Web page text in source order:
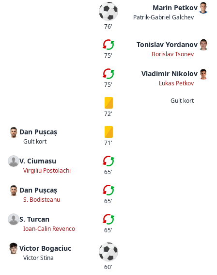
Mål
76'
Marin Petkov
Patrik-Gabriel Galchev
Byte
75'
Tonislav Yordanov
Borislav Tsonev
Femte bytet
75'
Vladimir Nikolov
Lukas Petkov
Gult kort
72'
Gult kort
Dan Pușcaș
Gult kort
Gult kort
71'
V. Ciumasu
Virgiliu Postolachi
Byte
65'
Dan Pușcaș
S. Bodisteanu
Femte bytet
65'
S. Turcan
Ioan-Calin Revenco
Fjärde bytet
65'
Victor Bogaciuc
Victor Stina Mål
60'